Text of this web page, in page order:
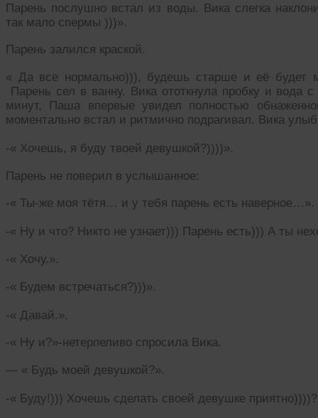
Парень послушно встал из воды. Вика слегка
так мало спермы )))».
Парень залился краской.
« Да все нормально))), будешь старше и её будет
Парень сел в ванну. Вика ототкнула пробку и вода
минут, Паша впервые увидел полностью
моментально встал и ритмично подрагивал. Вика
-« Хочешь, я буду твоей девушкой?))))».
Парень не поверил в услышанное:
-« Ты-же моя тётя… и у тебя парень есть наверное…».
-« Ну и что? Никто не узнает))) Парень есть))) А ты
-« Хочу.».
-« Будем встречаться?)))».
-« Давай.».
-« Ну и?»-нетерпеливо спросила Вика.
— « Будь моей девушкой?».
-« Буду!))) Хочешь сделать своей девушке